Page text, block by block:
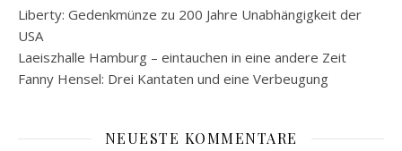
Liberty: Gedenkmünze zu 200 Jahre Unabhängigkeit der
USA
Laeiszhalle Hamburg – eintauchen in eine andere Zeit
Fanny Hensel: Drei Kantaten und eine Verbeugung
NEUESTE KOMMENTARE